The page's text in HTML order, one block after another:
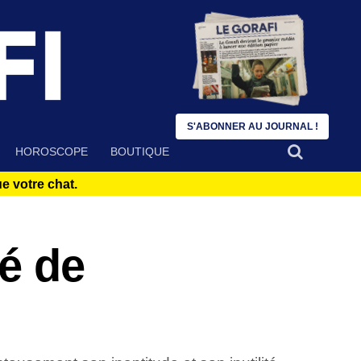
HOROSCOPE BOUTIQUE
votre chat.
de
S'ABONNER AU JOURNAL !